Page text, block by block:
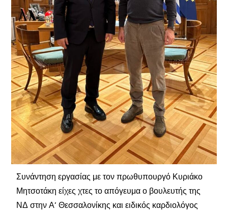
Συνάντηση εργασίας με τον πρωθυπουργό Κυριάκο
Μητσοτάκη είχες χτες το απόγευμα ο βουλευτής της
ΝΔ στην Α’ Θεσσαλονίκης και ειδικός καρδιολόγος